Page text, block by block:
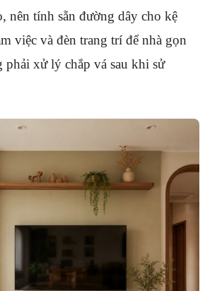
nên tính sẵn đường dây cho kệ
việc và đèn trang trí để nhà gọn
phải xử lý chắp vá sau khi sử